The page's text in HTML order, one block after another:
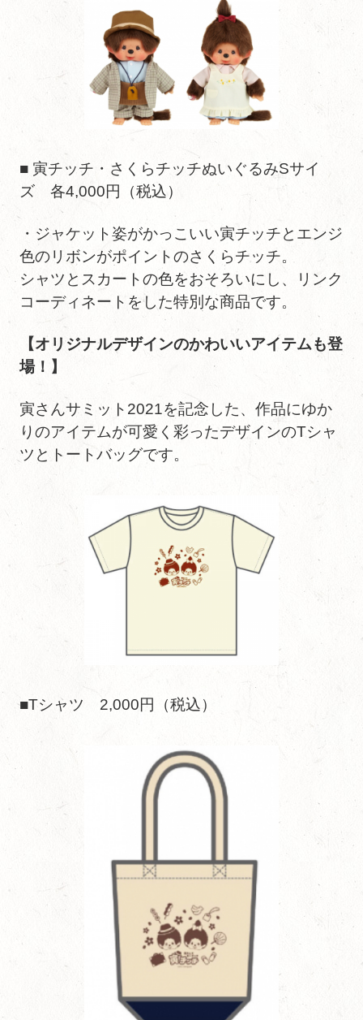
■ 寅チッチ・さくらチッチぬいぐるみSサイ
ズ 各4,000円（税込）
・ジャケット姿がかっこいい寅チッチとエンジ
色のリボンがポイントのさくらチッチ。
シャツとスカートの色をおそろいにし、リンク
コーディネートをした特別な商品です。
【オリジナルデザインのかわいいアイテムも登
場！】
寅さんサミット2021を記念した、作品にゆか
りのアイテムが可愛く彩ったデザインのTシャ
ツとトートバッグです。
■Tシャツ 2,000円（税込）